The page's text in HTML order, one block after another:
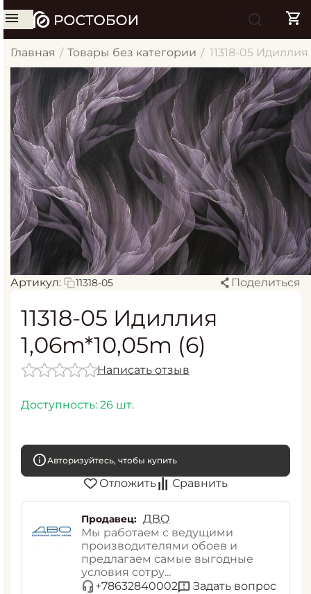
Главная / Товары без категории / 11318-05
Артикул: 11318-05 Поделиться
11318-05 Идиллия
1,06m*10,05m (6)
Написать отзыв
Доступность: 26 шт.
Авторизуйтесь, чтобы купить
Отложить Сравнить
Продавец: ДВО
Мы работаем с ведущими
производителями обоев и
предлагаем самые выгодные
условия сотру...
+78632840002
Задать вопрос